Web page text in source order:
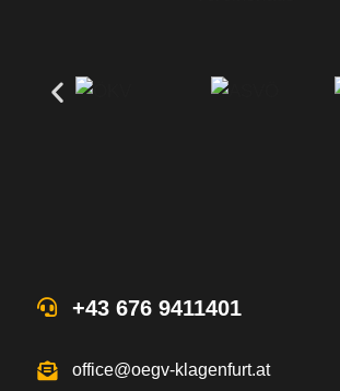
+43 676 9411401
office@oegv-klagenfurt.at